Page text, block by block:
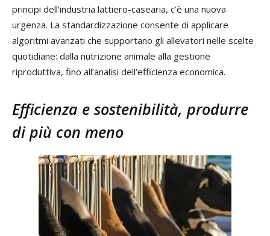
principi dell’industria lattiero-casearia, c’è una nuova
urgenza. La standardizzazione consente di applicare
algoritmi avanzati che supportano gli allevatori nelle scelte
quotidiane: dalla nutrizione animale alla gestione
riproduttiva, fino all’analisi dell’efficienza economica.
Efficienza e sostenibilità, produrre
di più con meno